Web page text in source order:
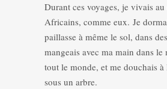
Durant ces voyages, je vivais
Africains, comme eux. Je
paillasse à même le sol, dans
mangeais avec ma main dans le
tout le monde, et me douchais à
sous un arbre.